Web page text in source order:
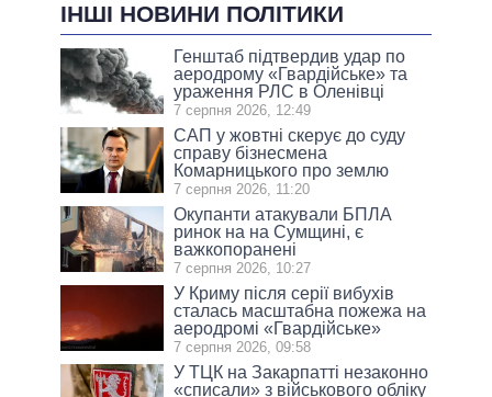
ІНШІ НОВИНИ ПОЛІТИКИ
Генштаб підтвердив удар по
аеродрому «Гвардійське» та
ураження РЛС в Оленівці
7 серпня 2026, 12:49
САП у жовтні скерує до суду
справу бізнесмена
Комарницького про землю
7 серпня 2026, 11:20
Окупанти атакували БПЛА
ринок на на Сумщині, є
важкопоранені
7 серпня 2026, 10:27
У Криму після серії вибухів
сталась масштабна пожежа на
аеродромі «Гвардійське»
7 серпня 2026, 09:58
У ТЦК на Закарпатті незаконно
«списали» з військового обліку